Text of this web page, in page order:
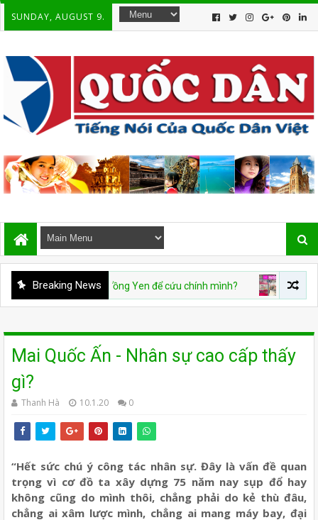
SUNDAY, AUGUST 9.
Breaking News
08: Mỹ cứu đồng Yen để cứu chính mình? CHUYỆN VIỆT NAM
Mai Quốc Ấn - Nhân sự cao cấp thấy
gì?
Thanh Hà 10.1.20 0
“Hết sức chú ý công tác nhân sự. Đây là vấn đề quan
trọng vì cơ đồ ta xây dựng 75 năm nay sụp đổ hay
không cũng do mình thôi, chẳng phải do kẻ thù đâu,
chẳng ai xâm lược mình, chẳng ai mang máy bay, đại